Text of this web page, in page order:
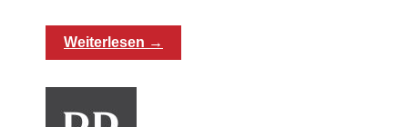
Weiterlesen →